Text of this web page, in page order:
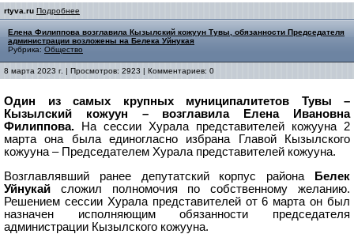
rtyva.ru Подробнее
Елена Филиппова возглавила Кызылский кожуун Тувы, обязанности Председателя
администрации возложены на Белека Уйнукая
Рубрика: Общество
8 марта 2023 г. | Просмотров: 2923 | Комментариев: 0
Один из самых крупных муниципалитетов Тувы –
Кызылский кожуун – возглавила Елена Ивановна
Филиппова.
На сессии Хурала представителей кожууна 2
марта она была единогласно избрана Главой Кызылского
кожууна – Председателем Хурала представителей кожууна.
Возглавлявший ранее депутатский корпус района
Белек
Уйнукай сложил полномочия по собственному желанию.
Решением сессии Хурала представителей от 6 марта он был
назначен исполняющим обязанности председателя
администрации Кызылского кожууна.